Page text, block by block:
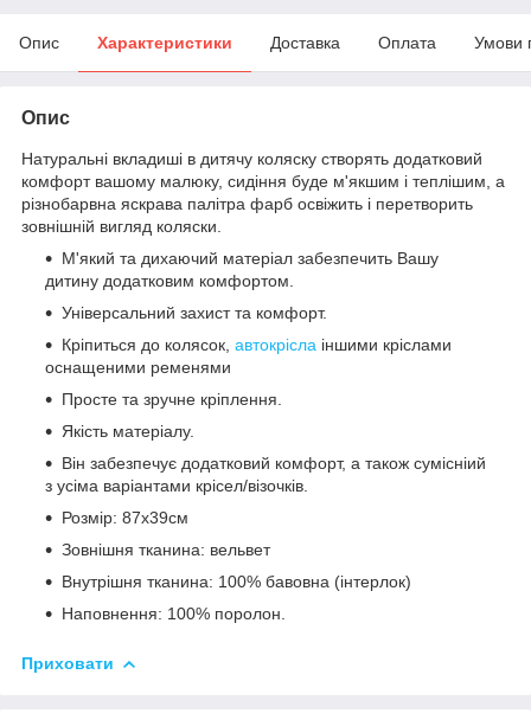
Опис Характеристики Доставка Оплата Умови
Опис
Натуральні вкладиші в дитячу коляску створять додатковий
комфорт вашому малюку, сидіння буде м'якшим і теплішим, а
різнобарвна яскрава палітра фарб освіжить і перетворить
зовнішній вигляд коляски.
М'який та дихаючий матеріал забезпечить Вашу
дитину додатковим комфортом.
Універсальний захист та комфорт.
Кріпиться до колясок, автокрісла іншими кріслами
оснащеними ременями
Просте та зручне кріплення.
Якість матеріалу.
Він забезпечує додатковий комфорт, а також сумісніий
з усіма варіантами крісел/візочків.
Розмір: 87x39см
Зовнішня тканина: вельвет
Внутрішня тканина: 100% бавовна (інтерлок)
Наповнення: 100% поролон.
Приховати